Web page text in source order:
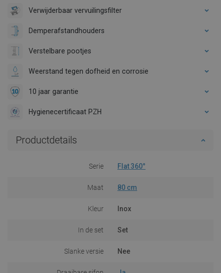
Verwijderbaar vervuilingsfilter
Demperafstandhouders
Verstelbare pootjes
Weerstand tegen dofheid en corrosie
10 jaar garantie
Hygienecertificaat PZH
Productdetails
Serie Flat 360°
Maat 80 cm
Kleur Inox
In de set Set
Slanke versie Nee